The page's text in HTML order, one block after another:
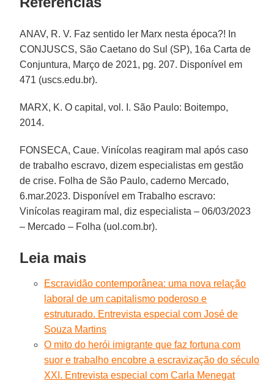
ANAV, R. V. Faz sentido ler Marx nesta época?! In
CONJUSCS, São Caetano do Sul (SP), 16a Carta de
Conjuntura, Março de 2021, pg. 207. Disponível em
471 (uscs.edu.br).
MARX, K. O capital, vol. I. São Paulo: Boitempo,
2014.
FONSECA, Caue. Vinícolas reagiram mal após caso
de trabalho escravo, dizem especialistas em gestão
de crise. Folha de São Paulo, caderno Mercado,
6.mar.2023. Disponível em Trabalho escravo:
Vinícolas reagiram mal, diz especialista – 06/03/2023
– Mercado – Folha (uol.com.br).
Leia mais
Escravidão contemporânea: uma nova relação
laboral de um capitalismo poderoso e
estruturado. Entrevista especial com José de
Souza Martins
O mito do herói imigrante que faz fortuna com
suor e trabalho encobre a escravização do século
XXI. Entrevista especial com Carla Menegat